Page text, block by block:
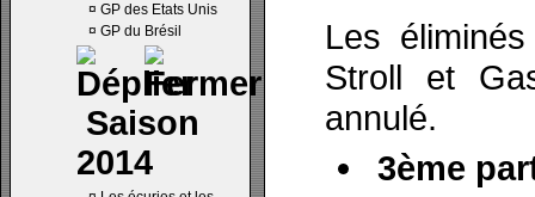
¤ GP des Etats Unis
¤ GP du Brésil
Saison
2014
Les
Stroll et
annulé.
3ème